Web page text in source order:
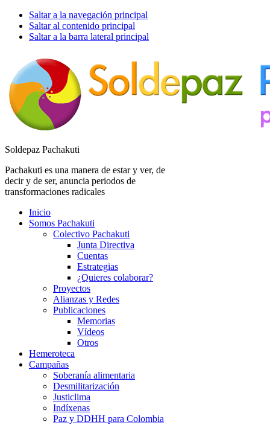
Saltar a la navegación principal
Saltar al contenido principal
Saltar a la barra lateral principal
Soldepaz Pachakuti
Pachakuti es una manera de estar y ver, de
decir y de ser, anuncia periodos de
transformaciones radicales
Inicio
Somos Pachakuti
Colectivo Pachakuti
Junta Directiva
Cuentas
Estrategias
¿Quieres colaborar?
Proyectos
Alianzas y Redes
Publicaciones
Memorias
Vídeos
Otros
Hemeroteca
Campañas
Soberanía alimentaria
Desmilitarización
Justiclima
Indíxenas
Paz y DDHH para Colombia